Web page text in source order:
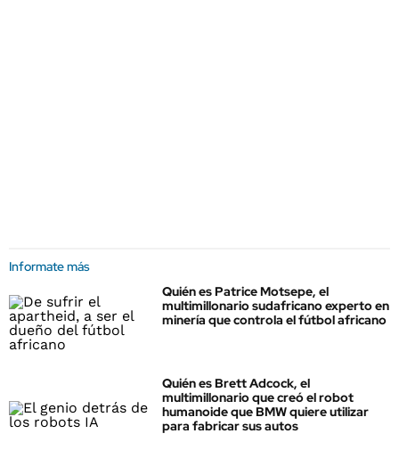
Informate más
Quién es Patrice Motsepe, el
multimillonario sudafricano experto en
minería que controla el fútbol africano
Quién es Brett Adcock, el
multimillonario que creó el robot
humanoide que BMW quiere utilizar
para fabricar sus autos